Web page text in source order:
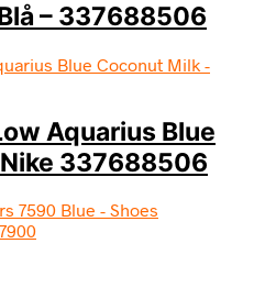
– 337688506
Aquarius Blue
337688506